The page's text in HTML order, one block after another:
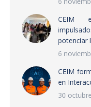
CEIM
potenciar
6
CEIM
en
30